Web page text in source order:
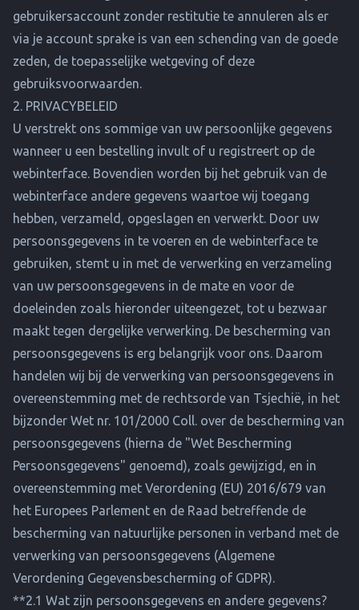
gebruikersaccount zonder restitutie te annuleren als er
via je account sprake is van een schending van de goede
zeden, de toepasselijke wetgeving of deze
gebruiksvoorwaarden.
2. PRIVACYBELEID
U verstrekt ons sommige van uw persoonlijke gegevens
wanneer u een bestelling invult of u registreert op de
webinterface. Bovendien worden bij het gebruik van de
webinterface andere gegevens waartoe wij toegang
hebben, verzameld, opgeslagen en verwerkt. Door uw
persoonsgegevens in te voeren en de webinterface te
gebruiken, stemt u in met de verwerking en verzameling
van uw persoonsgegevens in de mate en voor de
doeleinden zoals hieronder uiteengezet, tot u bezwaar
maakt tegen dergelijke verwerking. De bescherming van
persoonsgegevens is erg belangrijk voor ons. Daarom
handelen wij bij de verwerking van persoonsgegevens in
overeenstemming met de rechtsorde van Tsjechië, in het
bijzonder Wet nr. 101/2000 Coll. over de bescherming van
persoonsgegevens (hierna de "Wet Bescherming
Persoonsgegevens" genoemd), zoals gewijzigd, en in
overeenstemming met Verordening (EU) 2016/679 van
het Europees Parlement en de Raad betreffende de
bescherming van natuurlijke personen in verband met de
verwerking van persoonsgegevens (Algemene
Verordening Gegevensbescherming of GDPR).
**2.1 Wat zijn persoonsgegevens en andere gegevens?